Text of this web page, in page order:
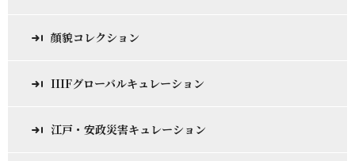
顔貌コレクション
IIIFグローバルキュレーション
江戸・安政災害キュレーション